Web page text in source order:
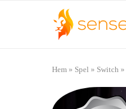
Hem » Spel » Switch »